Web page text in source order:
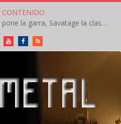
Crónica: Slaugther to Prevail pone la garra, Savatage la clase en la apertura del Leyendas del Rock – Miércoles – Agosto 2026
YoutubeFacebookRSS